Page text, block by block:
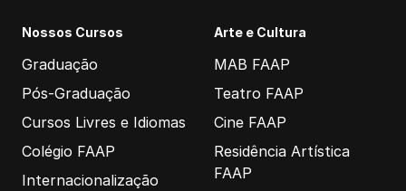
Nossos Cursos
Graduação
Pós-Graduação
Cursos Livres e Idiomas
Colégio FAAP
Internacionalização
Arte e Cultura
MAB FAAP
Teatro FAAP
Cine FAAP
Residência Artística
FAAP